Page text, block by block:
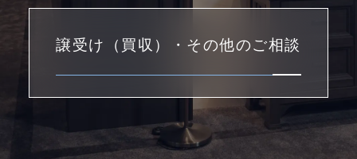
譲受け（買収）・その他のご相談